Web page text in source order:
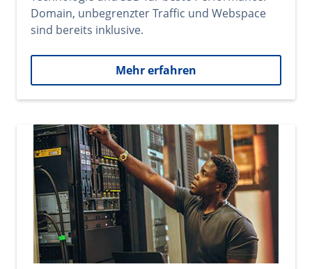
Domain, unbegrenzter Traffic und Webspace
sind bereits inklusive.
Mehr erfahren